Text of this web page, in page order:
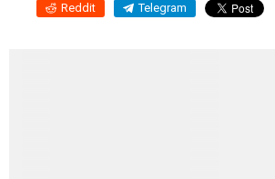
Reddit Telegram